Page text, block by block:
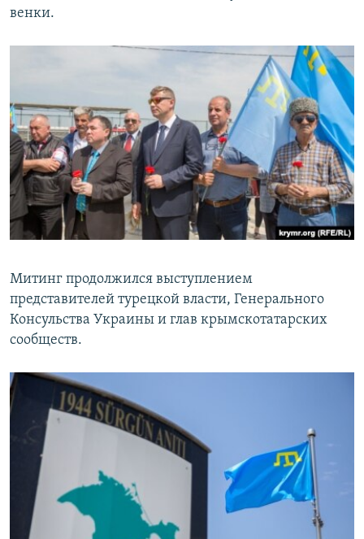
венки.
Митинг продолжился выступлением
представителей турецкой власти, Генерального
Консульства Украины и глав крымскотатарских
сообществ.